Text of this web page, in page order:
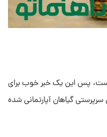
است، پس این یک خبر خوب برای
گیاهان آپارتمانی شده